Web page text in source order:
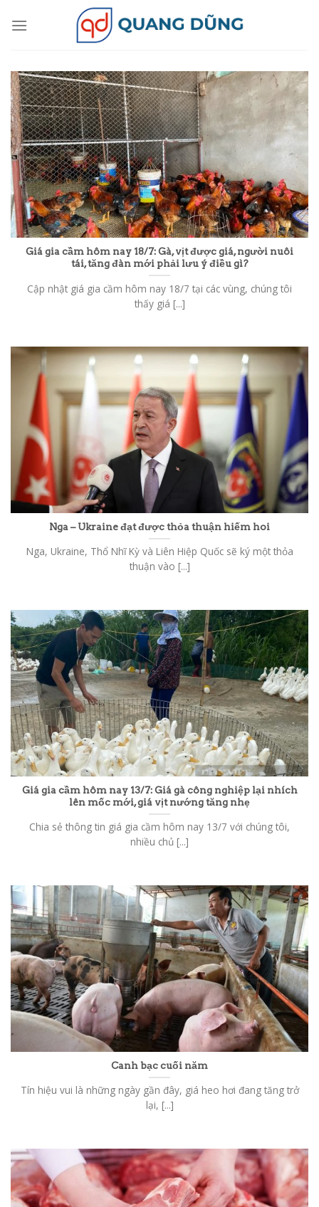
Giá gia cầm hôm nay 18/7: Gà, vịt được giá, người nuôi
tái, tăng đàn mới phải lưu ý điều gì?
Cập nhật giá gia cầm hôm nay 18/7 tại các vùng, chúng tôi
thấy giá [...]
Nga – Ukraine đạt được thỏa thuận hiếm hoi
Nga, Ukraine, Thổ Nhĩ Kỳ và Liên Hiệp Quốc sẽ ký một thỏa
thuận vào [...]
Giá gia cầm hôm nay 13/7: Giá gà công nghiệp lại nhích
lên mốc mới, giá vịt nướng tăng nhẹ
Chia sẻ thông tin giá gia cầm hôm nay 13/7 với chúng tôi,
nhiều chủ [...]
Canh bạc cuối năm
Tín hiệu vui là những ngày gần đây, giá heo hơi đang tăng trở
lại, [...]